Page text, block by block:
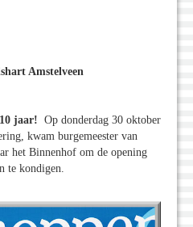
Amstelveen
10 jaar! Op donderdag 30 oktober
kwam burgemeester van
het Binnenhof om de opening
te kondigen.